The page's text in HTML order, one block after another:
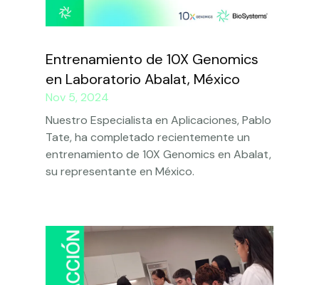
Entrenamiento de 10X Genomics
en Laboratorio Abalat, México
Nov 5, 2024
Nuestro Especialista en Aplicaciones, Pablo
Tate, ha completado recientemente un
entrenamiento de 10X Genomics en Abalat,
su representante en México.